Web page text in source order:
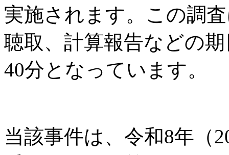
実施されます。この調
聴取、計算報告などの
40分となっています。
当該事件は、令和8年（